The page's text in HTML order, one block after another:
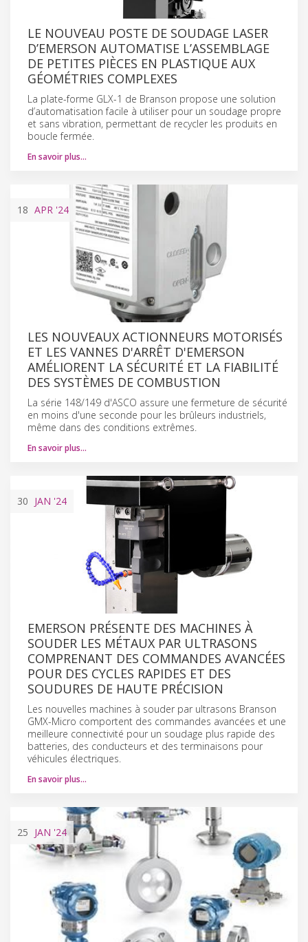
LE NOUVEAU POSTE DE SOUDAGE LASER
D’EMERSON AUTOMATISE L’ASSEMBLAGE
DE PETITES PIÈCES EN PLASTIQUE AUX
GÉOMÉTRIES COMPLEXES
La plate-forme GLX-1 de Branson propose une solution
d’automatisation facile à utiliser pour un soudage propre
et sans vibration, permettant de recycler les produits en
boucle fermée.
En savoir plus…
18 APR '24
LES NOUVEAUX ACTIONNEURS MOTORISÉS
ET LES VANNES D'ARRÊT D'EMERSON
AMÉLIORENT LA SÉCURITÉ ET LA FIABILITÉ
DES SYSTÈMES DE COMBUSTION
La série 148/149 d'ASCO assure une fermeture de sécurité
en moins d'une seconde pour les brûleurs industriels,
même dans des conditions extrêmes.
En savoir plus…
30 JAN '24
EMERSON PRÉSENTE DES MACHINES À
SOUDER LES MÉTAUX PAR ULTRASONS
COMPRENANT DES COMMANDES AVANCÉES
POUR DES CYCLES RAPIDES ET DES
SOUDURES DE HAUTE PRÉCISION
Les nouvelles machines à souder par ultrasons Branson
GMX-Micro comportent des commandes avancées et une
meilleure connectivité pour un soudage plus rapide des
batteries, des conducteurs et des terminaisons pour
véhicules électriques.
En savoir plus…
25 JAN '24